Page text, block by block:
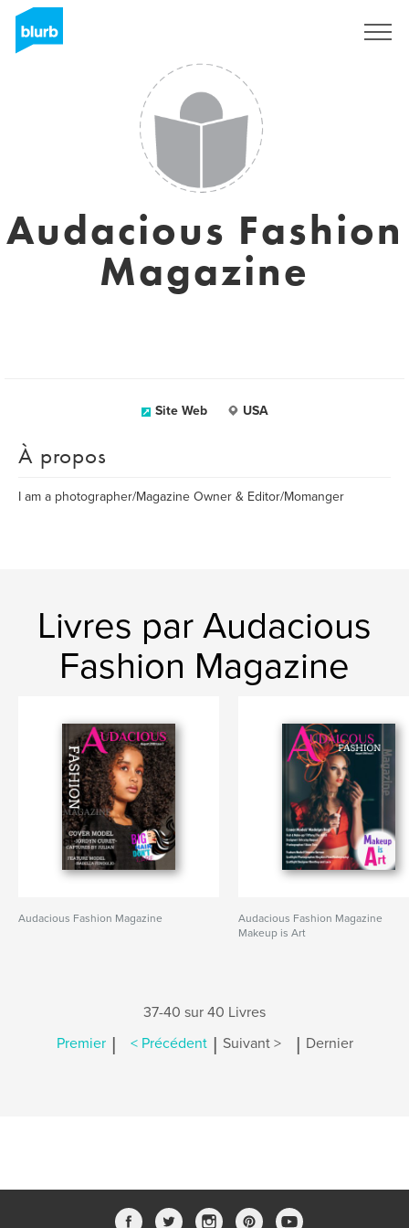
Audacious Fashion
Magazine
Site Web USA
À propos
I am a photographer/Magazine Owner & Editor/Momanger
Livres par Audacious
Fashion Magazine
Audacious Fashion Magazine
Audacious Fashion Magazine
Makeup is Art
37-40 sur 40 Livres
Premier | < Précédent | Suivant > | Dernier